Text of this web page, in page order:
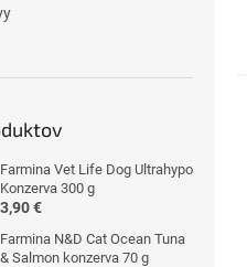
Farmina Vet Life Dog Ultrahypo
Konzerva 300 g
3,90 €
Farmina N&D Cat Ocean Tuna
& Salmon konzerva 70 g